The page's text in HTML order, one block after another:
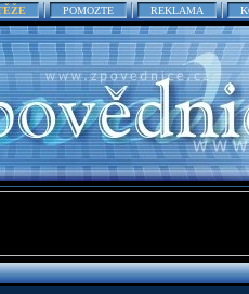
POMOZTE REKLAMA